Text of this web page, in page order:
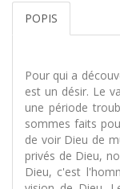
POPIS
Pour qui a
est un désir. Le
une période
sommes faits
de voir Dieu de
privés de Dieu,
Dieu, c'est